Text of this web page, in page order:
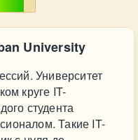
University
Университет
круге IT-
студента
Такие IT-